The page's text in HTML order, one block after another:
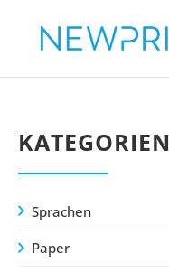
KATEGORIEN
Sprachen
Paper